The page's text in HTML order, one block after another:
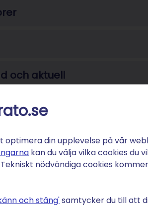
optimera din upplevelse på vår
kan du välja vilka cookies du
Tekniskt nödvändiga cookies
och stäng'samtycker du till att
och aktuell
webbplats